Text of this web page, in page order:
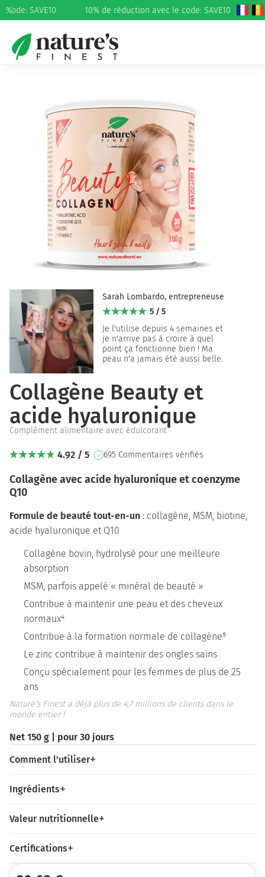
% SAVE10 10% de réduction avec le code: SAVE10
Accueil/Beauté et soins /Cheveux/ Collagène Beauty et
acide hyaluronique
Sarah Lombardo, entrepreneuse
5 / 5
Je l'utilise depuis 4 semaines et
je n'arrive pas à croire à quel
point ça fonctionne bien ! Ma
peau n'a jamais été aussi belle.
Collagène Beauty et
acide hyaluronique
Complément alimentaire avec édulcorant
4.92 / 5 695 Commentaires vérifiés
Collagène avec acide hyaluronique et coenzyme
Q10
Formule de beauté tout-en-un : collagène, MSM, biotine,
acide hyaluronique et Q10
Collagène bovin, hydrolysé pour une meilleure
absorption
MSM, parfois appelé « minéral de beauté »
Contribue à maintenir une peau et des cheveux
normaux⁴
Contribue à la formation normale de collagène⁵
Le zinc contribue à maintenir des ongles sains
Conçu spécialement pour les femmes de plus de 25
ans
Nature’s Finest a déjà plus de 4,7 millions de clients dans le
monde entier !
Net 150 g | pour 30 jours
Comment l'utiliser
Ingrédients
Valeur nutritionnelle
Certifications